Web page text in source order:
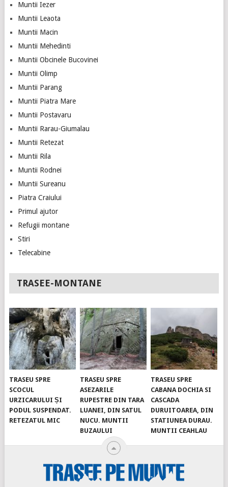
Muntii Iezer
Muntii Leaota
Muntii Macin
Muntii Mehedinti
Muntii Obcinele Bucovinei
Muntii Olimp
Muntii Parang
Muntii Piatra Mare
Muntii Postavaru
Muntii Rarau-Giumalau
Muntii Retezat
Muntii Rila
Muntii Rodnei
Muntii Sureanu
Piatra Craiului
Primul ajutor
Refugii montane
Stiri
Telecabine
TRASEE-MONTANE
TRASEU SPRE
SCOCUL
URZICARULUI ȘI
PODUL SUSPENDAT.
RETEZATUL MIC
TRASEU SPRE
ASEZARILE
RUPESTRE DIN TARA
LUANEI, DIN SATUL
NUCU. MUNTII
BUZAULUI
TRASEU SPRE
CABANA DOCHIA SI
CASCADA
DURUITOAREA, DIN
STATIUNEA DURAU.
MUNTII CEAHLAU